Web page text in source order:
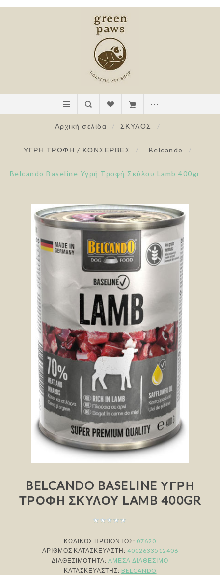
Αρχική σελίδα / ΣΚΥΛΟΣ /
ΥΓΡΗ ΤΡΟΦΗ / ΚΟΝΣΕΡΒΕΣ / Belcando /
Belcando Baseline Υγρή Τροφή Σκύλου Lamb 400gr
BELCANDO BASELINE ΥΓΡΉ
ΤΡΟΦΉ ΣΚΎΛΟΥ LAMB 400GR
ΚΩΔΙΚΟΣ ΠΡΟΪΟΝΤΟΣ: 07620
ΑΡΙΘΜΌΣ ΚΑΤΑΣΚΕΥΑΣΤΉ: 4002633512406
ΔΙΑΘΕΣΙΜΌΤΗΤΑ: ΆΜΕΣΑ ΔΙΑΘΈΣΙΜΟ
ΚΑΤΑΣΚΕΥΑΣΤΉΣ: BELCANDO